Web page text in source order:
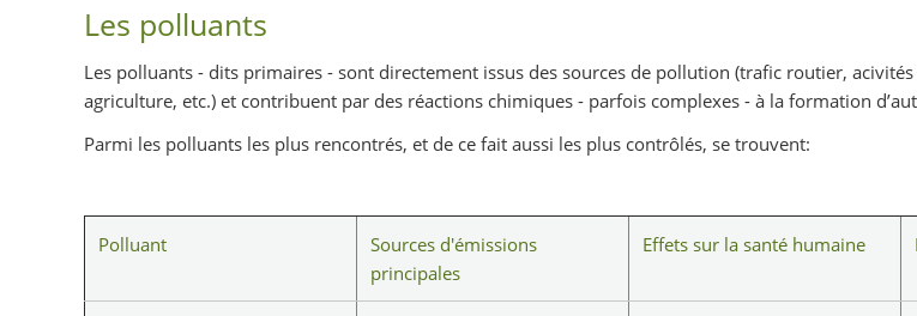
Les polluants
Les polluants - dits primaires - sont directement issus des sources de pollution (trafic routier,
agriculture, etc.) et contribuent par des réactions chimiques - parfois complexes - à la formation
Parmi les polluants les plus rencontrés, et de ce fait aussi les plus contrôlés, se trouvent:
Polluant
Sources d'émissions
principales
Effets sur la santé humaine